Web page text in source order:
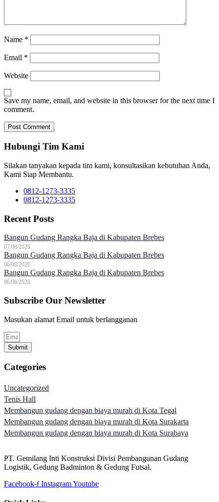
Name *
Email *
Website
Save my name, email, and website in this browser for the next time I
comment.
Hubungi Tim Kami
Silakan tanyakan kepada tim kami, konsultasikan kebutuhan Anda,
Kami Siap Membantu.
0812-1273-3335
0812-1273-3335
Recent Posts
Bangun Gudang Rangka Baja di Kabupaten Brebes
07/08/2026
Bangun Gudang Rangka Baja di Kabupaten Brebes
06/08/2026
Bangun Gudang Rangka Baja di Kabupaten Brebes
06/08/2026
Subscribe Our Newsletter
Masukan alamat Email untuk berlangganan
Submit
Categories
Uncategorized
Tenis Hall
Membangun gudang dengan biaya murah di Kota Tegal
Membangun gudang dengan biaya murah di Kota Surakarta
Membangun gudang dengan biaya murah di Kota Surabaya
PT. Gemilang Inti Konstruksi Divisi Pembangunan Gudang
Logistik, Gedung Badminton & Gedung Futsal.
Facebook-f InstagramYoutube